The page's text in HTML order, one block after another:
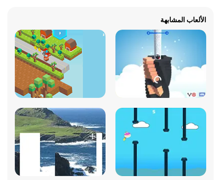
الألعاب المشابهة